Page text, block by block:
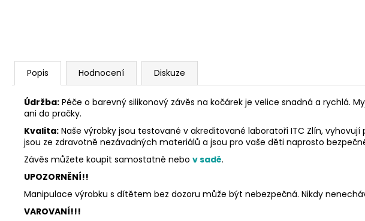
Popis Hodnocení Diskuze
Údržba: Péče o barevný silikonový závěs na kočárek je velice snadná a rychlá.
ani do pračky.
Kvalita: Naše výrobky jsou testované v akreditované laboratoři ITC Zlín,
jsou ze zdravotně nezávadných materiálů a jsou pro vaše děti naprosto
Závěs můžete koupit samostatně nebo v sadě.
UPOZORNĚNÍ!!
Manipulace výrobku s dítětem bez dozoru může být nebezpečná. Nikdy
VAROVANÍ!!!